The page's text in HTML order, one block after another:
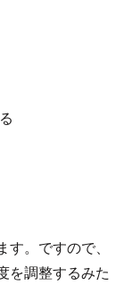
。ですので、
を調整するみた